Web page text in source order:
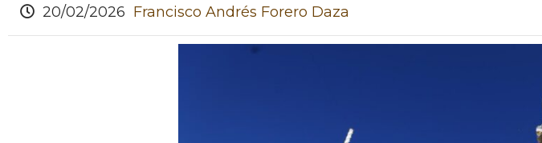
20/02/2026 Francisco Andrés Forero Daza